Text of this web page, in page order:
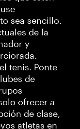
sea sencillo.
de la
y
tenis. Ponte
de
ofrecer a
de clase,
atletas en